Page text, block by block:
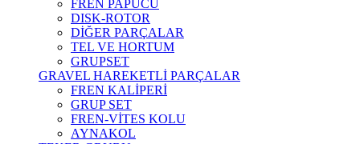
FREN PAPUCU
DISK-ROTOR
DİĞER PARÇALAR
TEL VE HORTUM
GRUPSET
GRAVEL HAREKETLİ PARÇALAR
FREN KALİPERİ
GRUP SET
FREN-VİTES KOLU
AYNAKOL